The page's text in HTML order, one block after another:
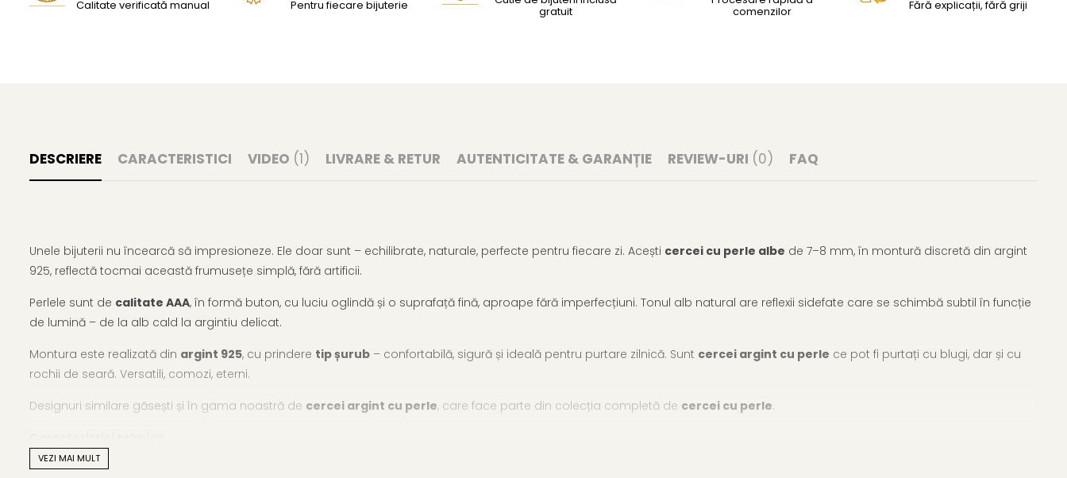
Calitate verificată manual Pentru fiecare bijuterie gratuit comenzilor Fără explicații, fără griji
DESCRIERE CARACTERISTICI VIDEO (1) LIVRARE & RETUR AUTENTICITATE & GARANȚIE REVIEW-URI (0) FAQ
Unele bijuterii nu încearcă să impresioneze. Ele doar sunt – echilibrate, naturale, perfecte pentru fiecare zi. Acești cercei cu perle albe de 7–8 mm, în montură discretă din argint
925, reflectă tocmai această frumusețe simplă, fără artificii.
Perlele sunt de calitate AAA, în formă buton, cu luciu oglindă și o suprafață fină, aproape fără imperfecțiuni. Tonul alb natural are reflexii sidefate care se schimbă subtil în funcție
de lumină – de la alb cald la argintiu delicat.
Montura este realizată din argint 925, cu prindere tip șurub – confortabilă, sigură și ideală pentru purtare zilnică. Sunt cercei argint cu perle ce pot fi purtați cu blugi, dar și cu
rochii de seară. Versatili, comozi, eterni.
Designuri similare găsești și în gama noastră de cercei argint cu perle, care face parte din colecția completă de cercei cu perle.
Tipul perlei: perle naturale de apă dulce
VEZI MAI MULT